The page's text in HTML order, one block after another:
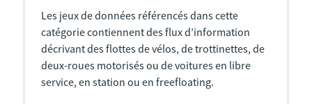
Les jeux de données référencés dans cette
catégorie contiennent des flux d’information
décrivant des flottes de vélos, de trottinettes, de
deux-roues motorisés ou de voitures en libre
service, en station ou en freefloating.